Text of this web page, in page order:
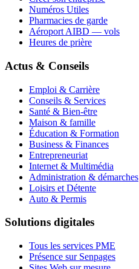
Numéros Utiles
Pharmacies de garde
Aéroport AIBD — vols
Heures de prière
Actus & Conseils
Emploi & Carrière
Conseils & Services
Santé & Bien-être
Maison & famille
Éducation & Formation
Business & Finances
Entrepreneuriat
Internet & Multimédia
Administration & démarches
Loisirs et Détente
Auto & Permis
Solutions digitales
Tous les services PME
Présence sur Senpages